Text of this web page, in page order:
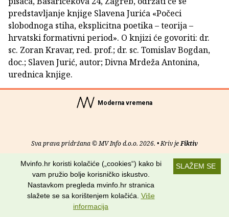
predstavljanje knjige Slavena Jurića «Počeci
slobodnoga stiha, eksplicitna poetika – teorija –
hrvatski formativni period». O knjizi će govoriti: dr.
sc. Zoran Kravar, red. prof.; dr. sc. Tomislav Bogdan,
doc.; Slaven Jurić, autor; Divna Mrdeža Antonina,
urednica knjige.
Moderna vremena
Sva prava pridržana © MV Info d.o.o. 2026. • Kriv jeFiktiv
O nama• Pomoć•Uvjeti korištenja•RSS kanali
Potraži nas na:
SLAŽEM SE
Mvinfo.hr koristi kolačiće („cookies“) kako bi
vam pružio bolje korisničko iskustvo.
Nastavkom pregleda mvinfo.hr stranica
slažete se sa korištenjem kolačića. Više
informacija